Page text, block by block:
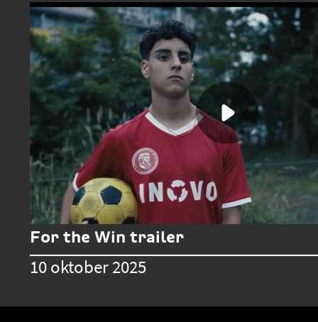
For the Win trailer
10 oktober 2025